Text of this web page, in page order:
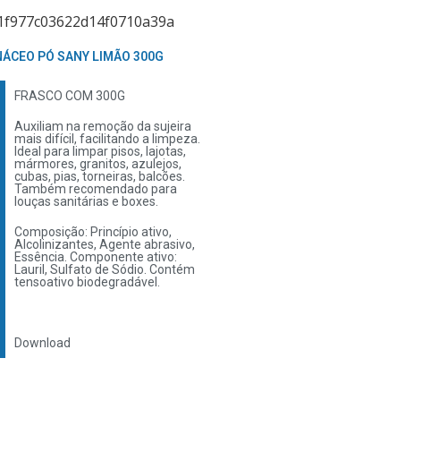
PÓ SANY LIMÃO 300G
FRASCO COM 300G
Auxiliam na remoção da sujeira
mais difícil, facilitando a limpeza.
Ideal para limpar pisos, lajotas,
mármores, granitos, azulejos,
cubas, pias, torneiras, balcões.
Também recomendado para
louças sanitárias e boxes.
Composição: Princípio ativo,
Alcolinizantes, Agente abrasivo,
Essência. Componente ativo:
Lauril, Sulfato de Sódio. Contém
tensoativo biodegradável.
Download